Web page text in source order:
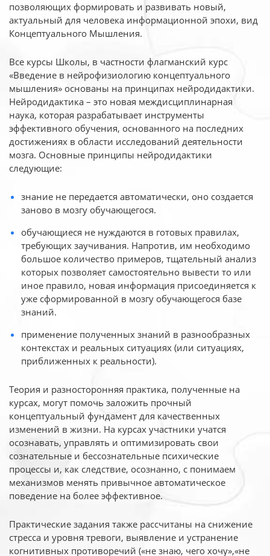
позволяющих формировать и развивать новый,
актуальный для человека информационной эпохи, вид
Концептуального Мышления.
Все курсы Школы, в частности флагманский курс
«Введение в нейрофизиологию концептуального
мышления» основаны на принципах нейродидактики.
Нейродидактика – это новая междисциплинарная
наука, которая разрабатывает инструменты
эффективного обучения, основанного на последних
достижениях в области исследований деятельности
мозга. Основные принципы нейродидактики
следующие:
знание не передается автоматически, оно создается
заново в мозгу обучающегося.
обучающиеся не нуждаются в готовых правилах,
требующих заучивания. Напротив, им необходимо
большое количество примеров, тщательный анализ
которых позволяет самостоятельно вывести то или
иное правило, новая информация присоединяется к
уже сформированной в мозгу обучающегося базе
знаний.
применение полученных знаний в разнообразных
контекстах и реальных ситуациях (или ситуациях,
приближенных к реальности).
Теория и разносторонняя практика, полученные на
курсах, могут помочь заложить прочный
концептуальный фундамент для качественных
изменений в жизни. На курсах участники учатся
осознавать, управлять и оптимизировать свои
сознательные и бессознательные психические
процессы и, как следствие, осознанно, с понимаем
механизмов менять привычное автоматическое
поведение на более эффективное.
Практические задания также рассчитаны на снижение
стресса и уровня тревоги, выявление и устранение
когнитивных противоречий («не знаю, чего хочу»,«не